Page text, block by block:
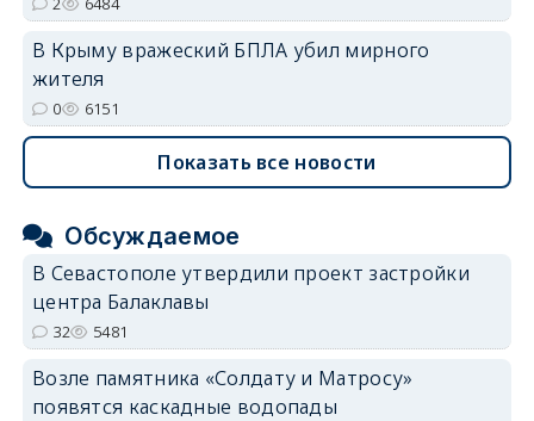
В Крыму вражеский БПЛА убил мирного
жителя
0 6151
Показать все новости
Обсуждаемое
В Севастополе утвердили проект застройки
центра Балаклавы
32 5481
Возле памятника «Солдату и Матросу»
появятся каскадные водопады